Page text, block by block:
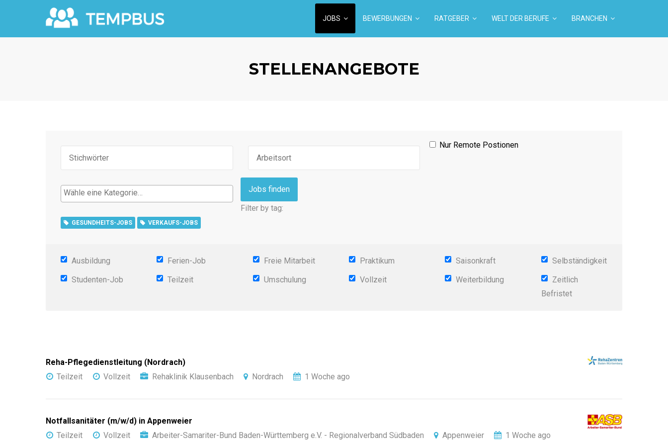
JOBS BEWERBUNGEN RATGEBER WELT DER BERUFE BRANCHEN
STELLENANGEBOTE
Nur Remote Postionen
Filter by tag:
GESUNDHEITS-JOBS VERKAUFS-JOBS
Ausbildung Ferien-Job Freie Mitarbeit Praktikum Saisonkraft
Selbständigkeit
Studenten-Job
Teilzeit Umschulung Vollzeit Weiterbildung
Zeitlich
Befristet
Reha-Pflegedienstleitung (Nordrach)
Teilzeit
Vollzeit Rehaklinik Klausenbach Nordrach 1 Woche ago
Notfallsanitäter (m/w/d) in Appenweier
Teilzeit
Vollzeit Arbeiter-Samariter-Bund Baden-Württemberg e.V. - Regionalverband Südbaden Appenweier 1 Woche ago